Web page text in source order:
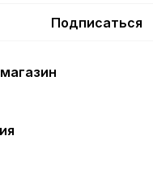
Подписаться